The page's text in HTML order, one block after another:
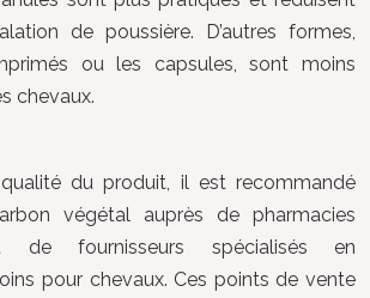
de poussière. D’autres formes,
ou les capsules, sont moins
chevaux.
du produit, il est recommandé
végétal auprès de pharmacies
de fournisseurs spécialisés en
pour chevaux. Ces points de vente